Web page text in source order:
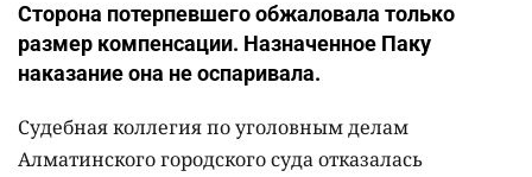
Сторона потерпевшего обжаловала только
размер компенсации. Назначенное Паку
наказание она не оспаривала.
Судебная коллегия по уголовным делам
Алматинского городского суда отказалась